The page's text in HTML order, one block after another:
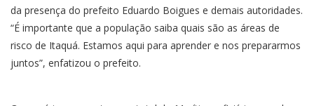
da presença do prefeito Eduardo Boigues e demais autoridades.
“É importante que a população saiba quais são as áreas de
risco de Itaquá. Estamos aqui para aprender e nos prepararmos
juntos”, enfatizou o prefeito.